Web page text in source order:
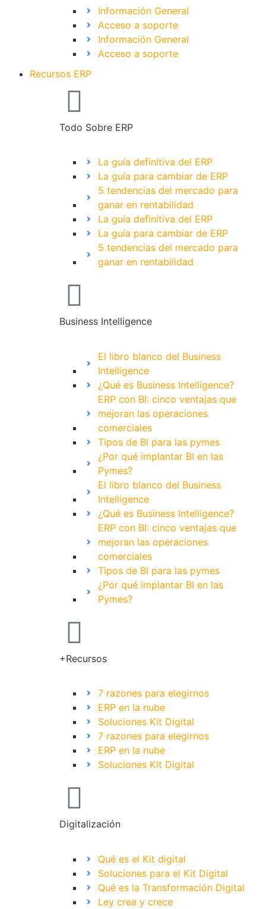
Información General
Acceso a soporte
Información General
Acceso a soporte
Recursos ERP
Todo Sobre ERP
La guía definitiva del ERP
La guía para cambiar de ERP
5 tendencias del mercado para
ganar en rentabilidad
La guía definitiva del ERP
La guía para cambiar de ERP
5 tendencias del mercado para
ganar en rentabilidad
Business Intelligence
El libro blanco del Business
Intelligence
¿Qué es Business Intelligence?
ERP con BI: cinco ventajas que
mejoran las operaciones
comerciales
Tipos de BI para las pymes
¿Por qué implantar BI en las
Pymes?
El libro blanco del Business
Intelligence
¿Qué es Business Intelligence?
ERP con BI: cinco ventajas que
mejoran las operaciones
comerciales
Tipos de BI para las pymes
¿Por qué implantar BI en las
Pymes?
+Recursos
7 razones para elegirnos
ERP en la nube
Soluciones Kit Digital
7 razones para elegirnos
ERP en la nube
Soluciones Kit Digital
Digitalización
Qué es el Kit digital
Soluciones para el Kit Digital
Qué es la Transformación Digital
Ley crea y crece